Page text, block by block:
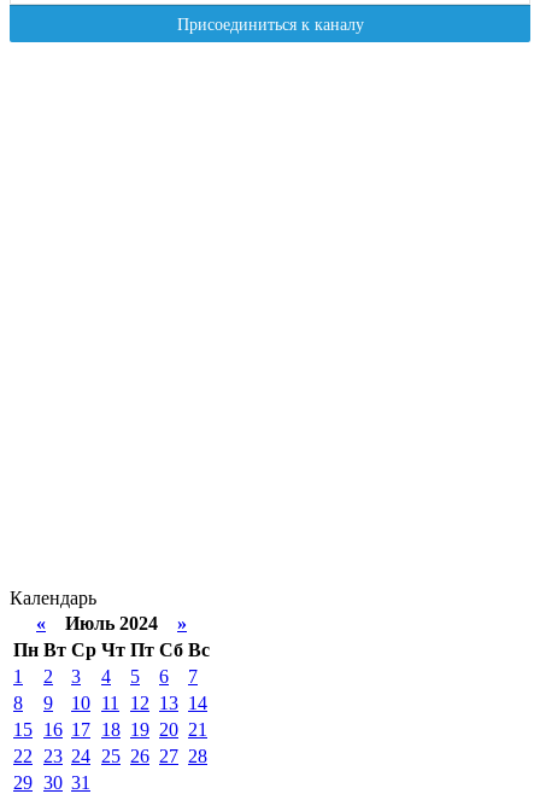
Календарь
« Июль 2024 »
Пн Вт Ср Чт Пт Сб Вс
1
2 3 4 5 6
7
8
9 10 11 12 13 14
15 16 17 18 19 20 21
22
23 24 25 26 27 28
29 30 31